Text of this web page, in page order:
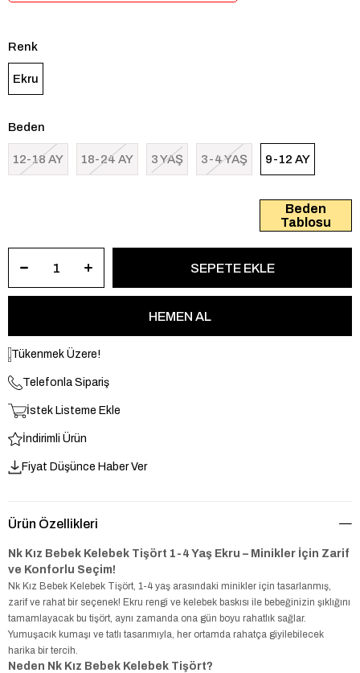
Renk
Ekru
Beden
12-18 AY 18-24 AY 3 YAŞ 3-4 YAŞ 9-12 AY
Beden
Tablosu
Tükenmek Üzere!
Telefonla Sipariş
İstek Listeme Ekle
İndirimli Ürün
Fiyat Düşünce Haber Ver
Ürün Özellikleri
Nk Kız Bebek Kelebek Tişört 1-4 Yaş Ekru – Minikler İçin Zarif
ve Konforlu Seçim!
Nk Kız Bebek Kelebek Tişört, 1-4 yaş arasındaki minikler için tasarlanmış,
zarif ve rahat bir seçenek! Ekru rengi ve kelebek baskısı ile bebeğinizin şıklığını
tamamlayacak bu tişört, aynı zamanda ona gün boyu rahatlık sağlar.
Yumuşacık kumaşı ve tatlı tasarımıyla, her ortamda rahatça giyilebilecek
harika bir tercih.
Neden Nk Kız Bebek Kelebek Tişört?